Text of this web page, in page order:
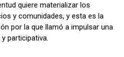
quiere materializar los
y comunidades, y esta es la
por la que llamó a impulsar una
participativa.